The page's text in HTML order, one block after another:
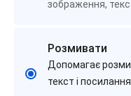
зображення,
Розмивати
Допомагає
текст і